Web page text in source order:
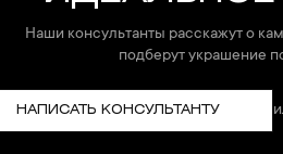
Наши консультанты расскажут о
подберут украшение
НАПИСАТЬ КОНСУЛЬТАНТУ